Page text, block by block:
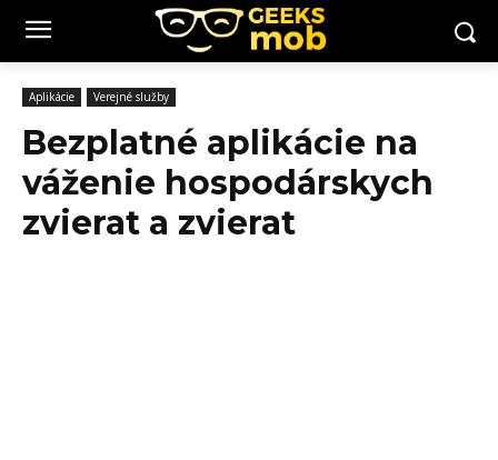
Aplikácie Verejné služby
Bezplatné aplikácie na
váženie hospodárskych
zvierat a zvierat